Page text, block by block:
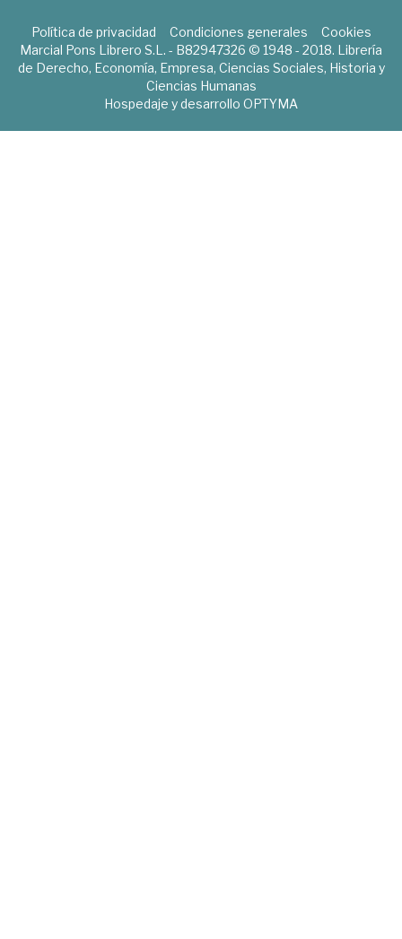
Política de privacidad Condiciones generales
Cookies
Marcial Pons Librero S.L. - B82947326 © 1948 - 2018. Librería
de Derecho, Economía, Empresa, Ciencias Sociales, Historia y
Ciencias Humanas
Hospedaje y desarrollo OPTYMA